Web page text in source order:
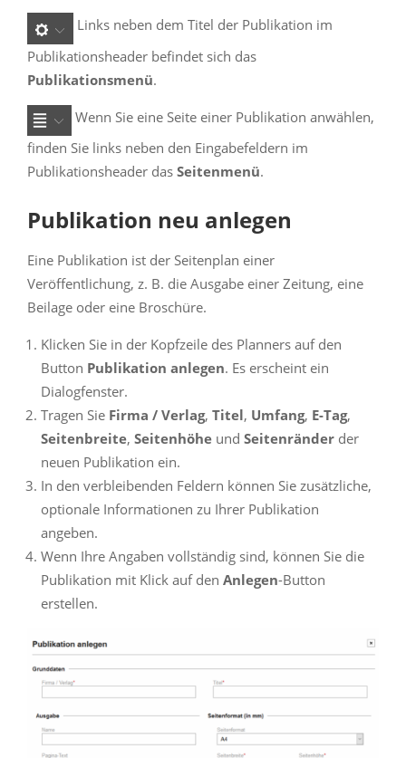
Links neben dem Titel der Publikation im
Publikationsheader befindet sich das
Publikationsmenü.
Wenn Sie eine Seite einer Publikation anwählen,
finden Sie links neben den Eingabefeldern im
Publikationsheader das Seitenmenü.
Publikation neu anlegen
Eine Publikation ist der Seitenplan einer
Veröffentlichung, z. B. die Ausgabe einer Zeitung, eine
Beilage oder eine Broschüre.
Klicken Sie in der Kopfzeile des Planners auf den
Button Publikation anlegen. Es erscheint ein
Dialogfenster.
Tragen Sie Firma / Verlag, Titel, Umfang, E-Tag,
Seitenbreite, Seitenhöhe und Seitenränder der
neuen Publikation ein.
In den verbleibenden Feldern können Sie zusätzliche,
optionale Informationen zu Ihrer Publikation
angeben.
Wenn Ihre Angaben vollständig sind, können Sie die
Publikation mit Klick auf den Anlegen-Button
erstellen.